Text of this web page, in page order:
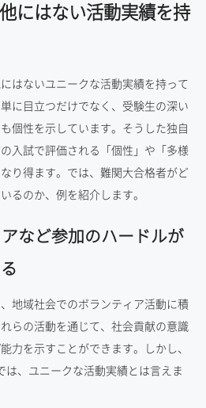
にはない活動実績を持
はないユニークな活動実績を持って
に目立つだけでなく、受験生の深い
個性を示しています。そうした独自
入試で評価される「個性」や「多様
り得ます。では、難関大合格者がど
るのか、例を紹介します。
など参加のハードルが
地域社会でのボランティア活動に積
らの活動を通じて、社会貢献の意識
力を示すことができます。しかし、
は、ユニークな活動実績とは言えま